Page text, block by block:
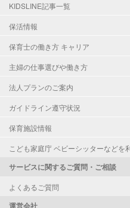
KIDSLINE記事一覧
保活情報
保育士の働き方 キャリア
主婦の仕事選びや働き方
法人プランのご案内
ガイドライン遵守状況
保育施設情報
こども家庭庁 ベビーシッターなどを
サービスに関するご質問・ご相談
よくあるご質問
運営会社